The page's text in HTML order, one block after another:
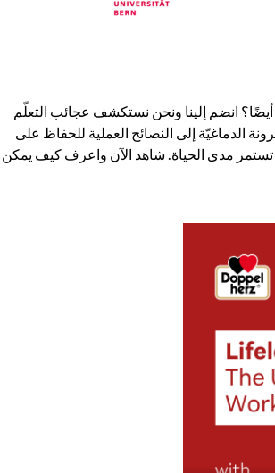
انضم إلينا ونحن نستكشف عجائب التعلّم
الدماغيّة إلى النصائح العملية للحفاظ على
تستمر مدى الحياة. شاهد الآن واعرف كيف يمكن